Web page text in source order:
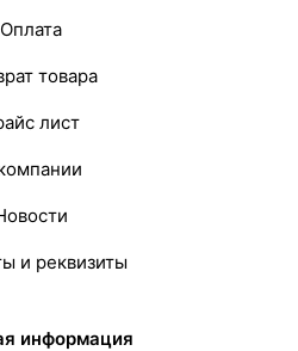
Оплата
товара
лист
и реквизиты
информация